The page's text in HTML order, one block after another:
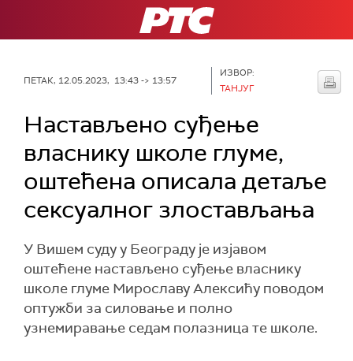
РТС
ПЕТАК, 12.05.2023, 13:43 -> 13:57
ИЗВОР:
ТАНЈУГ
Настављено суђење
власнику школе глуме,
оштећена описала детаље
сексуалног злостављања
У Вишем суду у Београду је изјавом
оштећене настављено суђење власнику
школе глуме Мирославу Алексићу поводом
оптужби за силовање и полно
узнемиравање седам полазница те школе.